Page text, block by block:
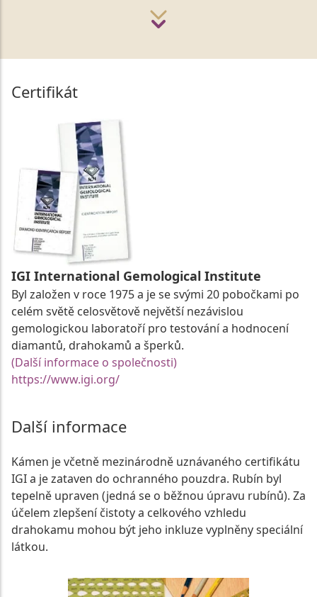
Certifikát
IGI International Gemological Institute
Byl založen v roce 1975 a je se svými 20 pobočkami po
celém světě celosvětově největší nezávislou
gemologickou laboratoří pro testování a hodnocení
diamantů, drahokamů a šperků.
(Další informace o společnosti)
https://www.igi.org/
Další informace
Kámen je včetně mezinárodně uznávaného certifikátu
IGI a je zataven do ochranného pouzdra. Rubín byl
tepelně upraven (jedná se o běžnou úpravu rubínů). Za
účelem zlepšení čistoty a celkového vzhledu
drahokamu mohou být jeho inkluze vyplněny speciální
látkou.